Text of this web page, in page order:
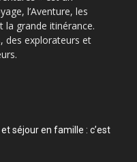
l’Aventure, les
la grande itinérance.
des explorateurs et
séjour en famille : c’est